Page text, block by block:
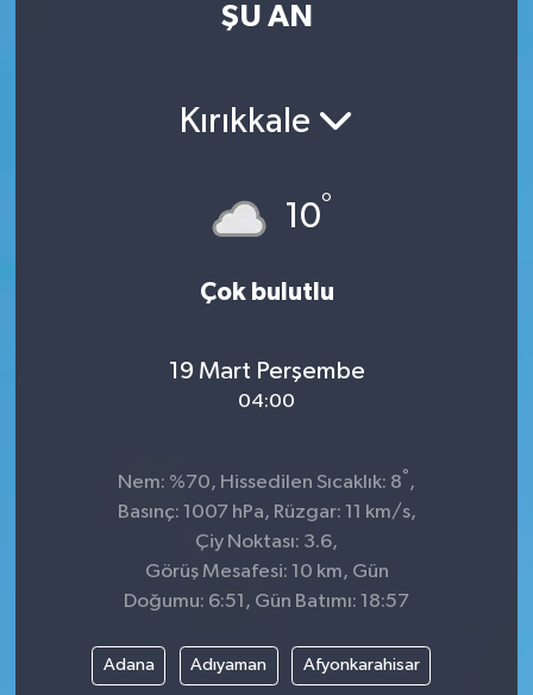
ŞU AN
Kırıkkale
10°
Çok bulutlu
19 Mart Perşembe
04:00
Nem: %70, Hissedilen Sıcaklık: 8° ,
Basınç: 1007 hPa, Rüzgar: 11 km/s,
Çiy Noktası: 3.6,
Görüş Mesafesi: 10 km, Gün
Doğumu: 6:51, Gün Batımı: 18:57
Adana Adıyaman Afyonkarahisar
Tarih - Kültür - Sanat - Turizm
Son Dakika Haberleri